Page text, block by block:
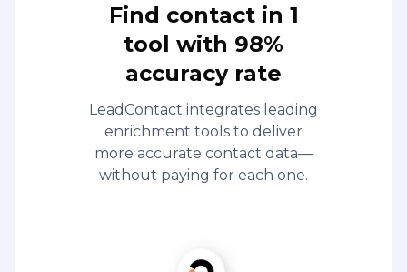
Find contact in 1
tool with 98%
accuracy rate
LeadContact integrates leading
enrichment tools to deliver
more accurate contact data—
without paying for each one.